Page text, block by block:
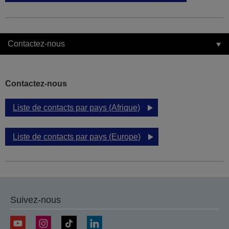
Contactez-nous
Contactez-nous
Liste de contacts par pays (Afrique)
Liste de contacts par pays (Europe)
Suivez-nous